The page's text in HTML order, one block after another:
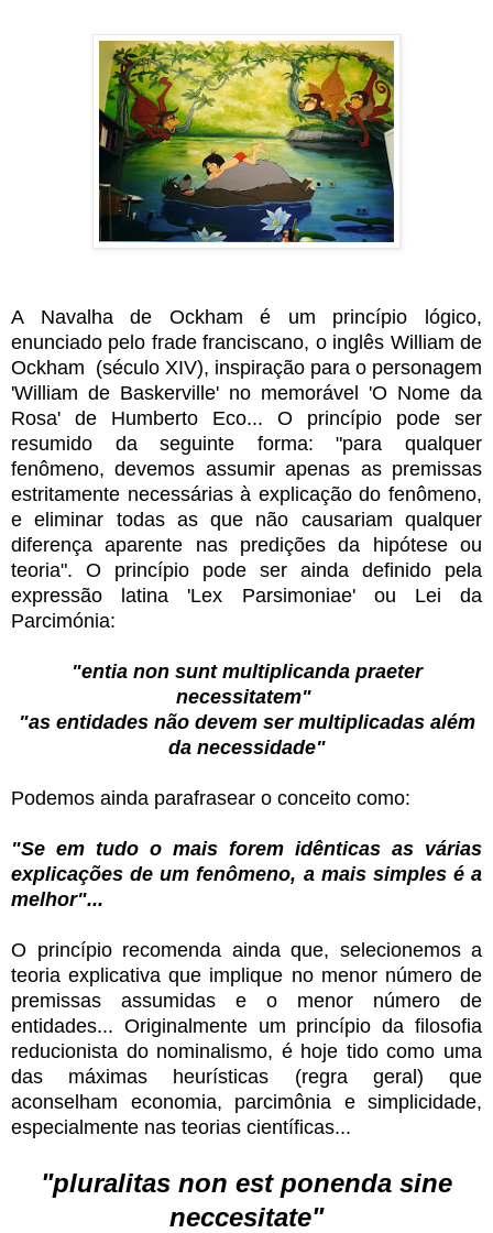
A Navalha de Ockham é um princípio lógico,
enunciado pelo frade franciscano, o inglês William de
Ockham (século XIV), inspiração para o personagem
'William de Baskerville' no memorável 'O Nome da
Rosa' de Humberto Eco... O princípio pode ser
resumido da seguinte forma: "para qualquer
fenômeno, devemos assumir apenas as premissas
estritamente necessárias à explicação do fenômeno,
e eliminar todas as que não causariam qualquer
diferença aparente nas predições da hipótese ou
teoria". O princípio pode ser ainda definido pela
expressão latina 'Lex Parsimoniae' ou Lei da
Parcimónia:
"entia non sunt multiplicanda praeter
necessitatem"
"as entidades não devem ser multiplicadas além
da necessidade"
Podemos ainda parafrasear o conceito como:
"Se em tudo o mais forem idênticas as várias
explicações de um fenômeno, a mais simples é a
melhor"...
O princípio recomenda ainda que, selecionemos a
teoria explicativa que implique no menor número de
premissas assumidas e o menor número de
entidades... Originalmente um princípio da filosofia
reducionista do nominalismo, é hoje tido como uma
das máximas heurísticas (regra geral) que
aconselham economia, parcimônia e simplicidade,
especialmente nas teorias científicas...
"pluralitas non est ponenda sine
neccesitate"